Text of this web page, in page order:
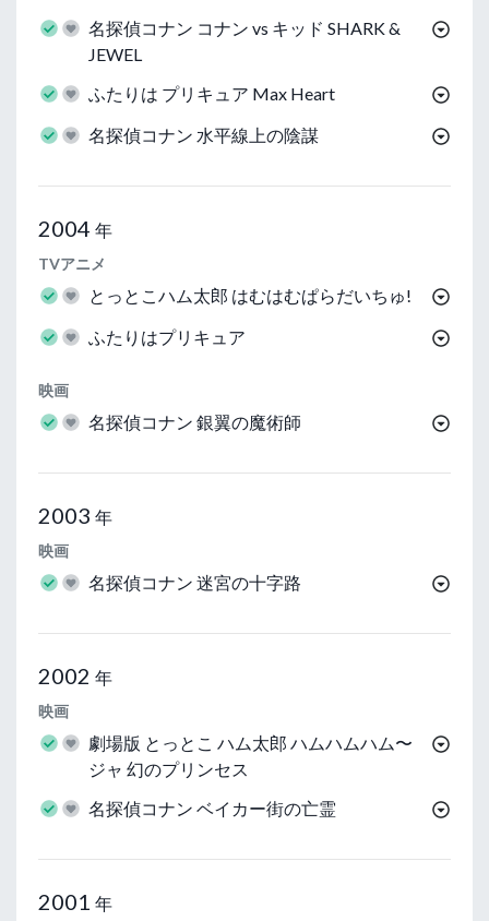
名探偵コナン コナン vs キッド SHARK &
JEWEL
ふたりは プリキュア Max Heart
名探偵コナン 水平線上の陰謀
2004 年
TVアニメ
とっとこハム太郎 はむはむぱらだいちゅ!
ふたりはプリキュア
映画
名探偵コナン 銀翼の魔術師
2003 年
映画
名探偵コナン 迷宮の十字路
2002 年
映画
劇場版 とっとこ ハム太郎 ハムハムハム〜
ジャ 幻のプリンセス
名探偵コナン ベイカー街の亡霊
2001 年